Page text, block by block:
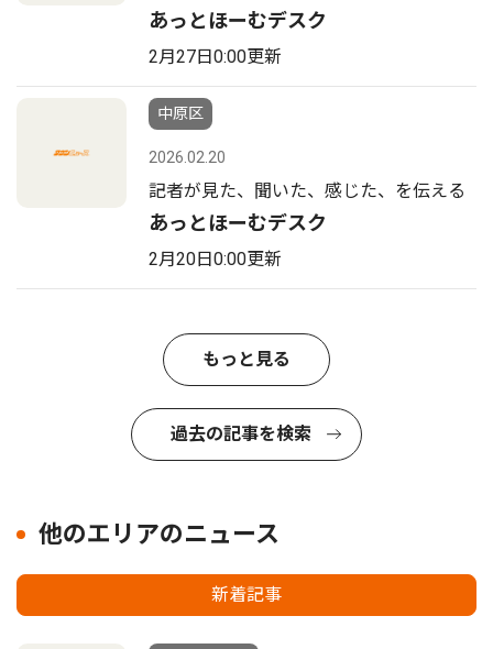
あっとほーむデスク
2月27日0:00更新
中原区
2026.02.20
記者が見た、聞いた、感じた、を伝える
あっとほーむデスク
2月20日0:00更新
もっと見る
過去の記事を検索
他のエリアのニュース
新着記事